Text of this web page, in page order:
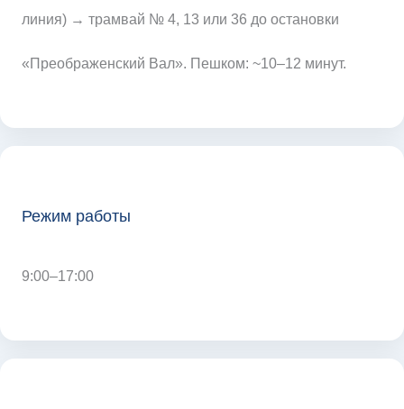
линия) → трамвай № 4, 13 или 36 до остановки
«Преображенский Вал». Пешком: ~10–12 минут.
Режим работы
9:00–17:00